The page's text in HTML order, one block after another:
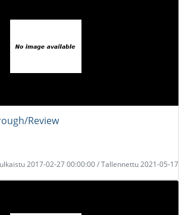
Review
2017-02-27 00:00:00 / Tallennettu 2021-05-17